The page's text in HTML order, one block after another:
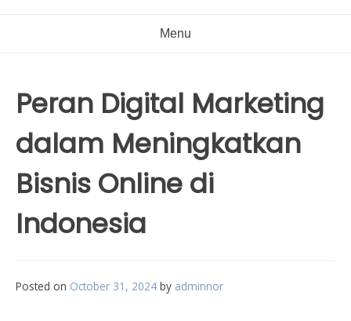
Menu
Peran Digital Marketing
dalam Meningkatkan
Bisnis Online di
Indonesia
Posted on October 31, 2024 by adminnor